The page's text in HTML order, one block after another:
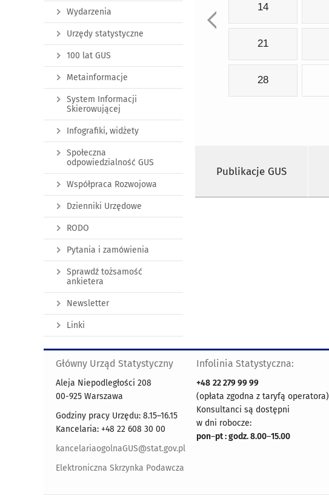
14
21
28
Publikacje GUS
Wydarzenia
Urzędy statystyczne
100 lat GUS
Metainformacje
System Informacji
Skierowującej
Infografiki, widżety
Społeczna
odpowiedzialność GUS
Współpraca Rozwojowa
Dzienniki Urzędowe
RODO
Pytania i zamówienia
Sprawdź tożsamość
ankietera
Newsletter
Linki
Główny Urząd Statystyczny
Aleja Niepodległości 208
00-925 Warszawa
Godziny pracy Urzędu: 8.15–16.15
Kancelaria: +48 22 608 30 00
kancelariaogolnaGUS@stat.gov.pl
Elektroniczna Skrzynka Podawcza
Infolinia Statystyczna:
+48 22 279 99 99
(opłata zgodna z taryfą operatora)
Konsultanci są dostępni
w dni robocze:
pon–pt : godz. 8.00–15.00